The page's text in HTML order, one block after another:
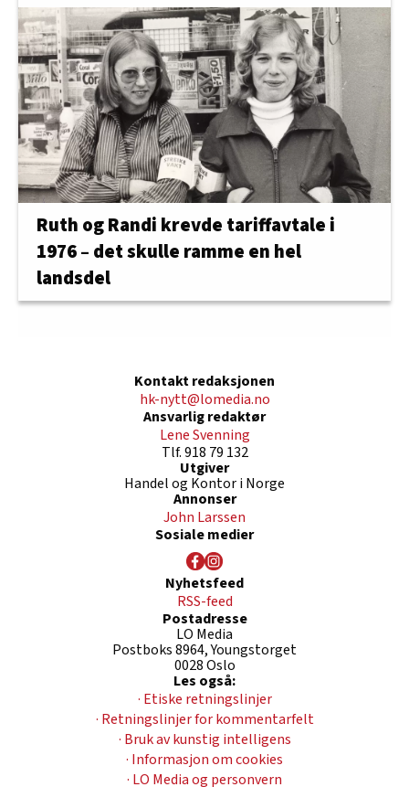
Ruth og Randi krevde tariffavtale i
1976 – det skulle ramme en hel
landsdel
Kontakt redaksjonen
hk-nytt@lomedia.no
Ansvarlig redaktør
Lene Svenning
Tlf. 918 79 132
Utgiver
Handel og Kontor i Norge
Annonser
John Larssen
Sosiale medier
Nyhetsfeed
RSS-feed
Postadresse
LO Media
Postboks 8964, Youngstorget
0028 Oslo
Les også:
· Etiske retningslinjer
· Retningslinjer for kommentarfelt
· Bruk av kunstig intelligens
· Informasjon om cookies
· LO Media og personvern